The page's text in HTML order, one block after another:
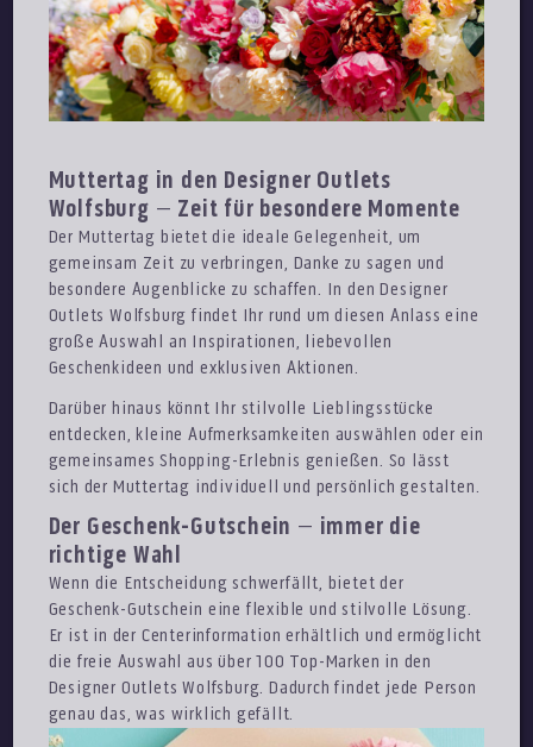
Muttertag in den Designer Outlets
Wolfsburg – Zeit für besondere Momente
Der Muttertag bietet die ideale Gelegenheit, um
gemeinsam Zeit zu verbringen, Danke zu sagen und
besondere Augenblicke zu schaffen. In den Designer
Outlets Wolfsburg findet Ihr rund um diesen Anlass eine
große Auswahl an Inspirationen, liebevollen
Geschenkideen und exklusiven Aktionen.
Darüber hinaus könnt Ihr stilvolle Lieblingsstücke
entdecken, kleine Aufmerksamkeiten auswählen oder ein
gemeinsames Shopping-Erlebnis genießen. So lässt
sich der Muttertag individuell und persönlich gestalten.
Der Geschenk-Gutschein – immer die
richtige Wahl
Wenn die Entscheidung schwerfällt, bietet der
Geschenk-Gutschein eine flexible und stilvolle Lösung.
Er ist in der Centerinformation erhältlich und ermöglicht
die freie Auswahl aus über 100 Top-Marken in den
Designer Outlets Wolfsburg. Dadurch findet jede Person
genau das, was wirklich gefällt.